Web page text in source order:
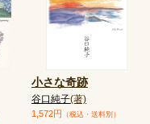
小さな奇跡
谷口純子(著)
1,572円 （税込・送料別）